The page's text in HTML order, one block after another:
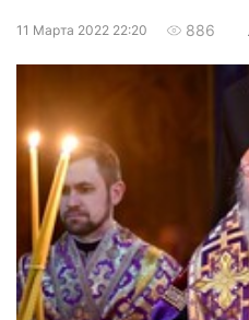
11 Марта 2022 22:20 886